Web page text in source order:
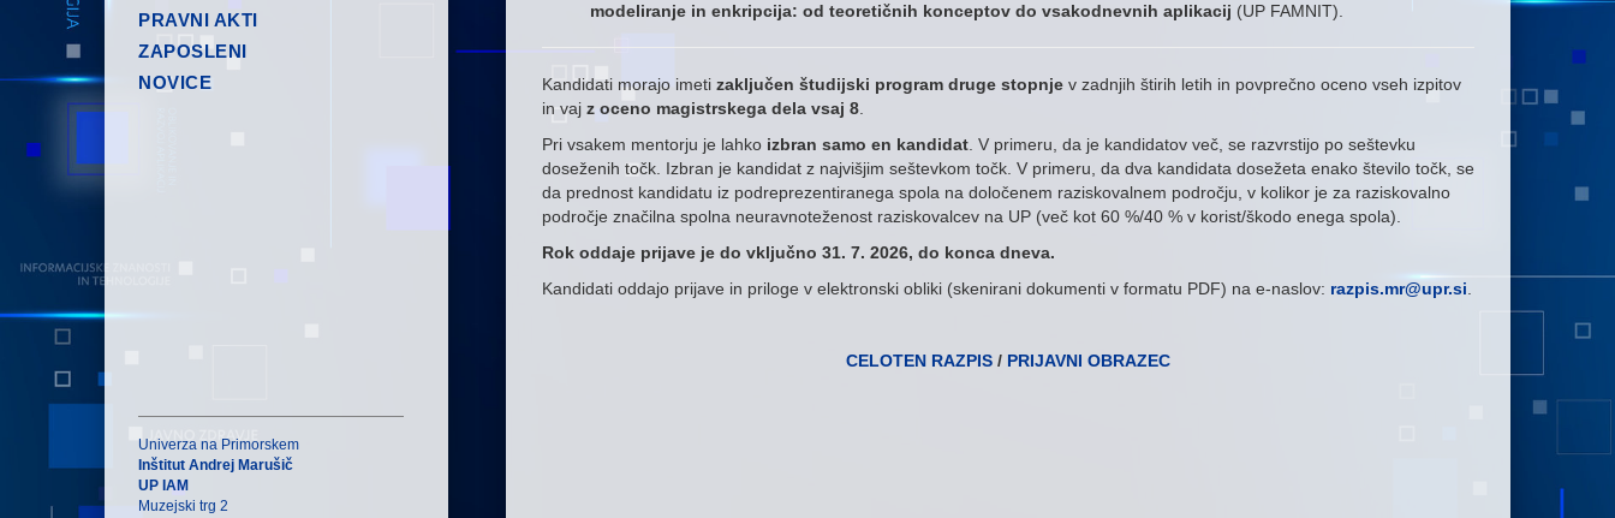
PRAVNI AKTI
ZAPOSLENI
NOVICE
modeliranje in enkripcija: od teoretičnih konceptov do vsakodnevnih aplikacij (UP FAMNIT).
Kandidati morajo imeti zaključen študijski program druge stopnje v zadnjih štirih letih in povprečno oceno vseh izpitov
in vaj z oceno magistrskega dela vsaj 8
Pri vsakem mentorju je lahko izbran samo en kandidat . V primeru, da je kandidatov več, se razvrstijo po seštevku
doseženih točk. Izbran je kandidat z najvišjim seštevkom točk. V primeru, da dva kandidata dosežeta enako število točk, se
da prednost kandidatu iz podreprezentiranega spola na določenem raziskovalnem področju, v kolikor je za raziskovalno
področje značilna spolna neuravnoteženost raziskovalcev na UP (več kot 60 %/40 % v korist/škodo enega spola).
Rok oddaje prijave je do vključno 31. 7. 2026, do konca dneva.
Kandidati oddajo prijave in priloge v elektronski obliki (skenirani dokumenti v formatu PDF) na e-naslov: razpis.mr@upr.si
CELOTEN RAZPIS / PRIJAVNI OBRAZEC
Univerza na Primorskem
Inštitut Andrej Marušič
UP IAM
Muzejski trg 2